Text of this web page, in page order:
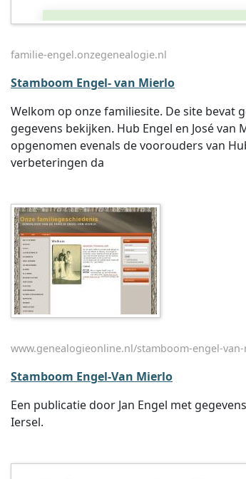
familie-engel.onzegenealogie.nl
Stamboom Engel- van Mierlo
Welkom op onze familiesite. De site bevat
gegevens bekijken. Hub Engel en José
opgenomen evenals de voorouders van
verbeteringen da
www.genealogieonline.nl/stamboom-engel-
Stamboom Engel-Van Mierlo
Een publicatie door Jan Engel met
Iersel.